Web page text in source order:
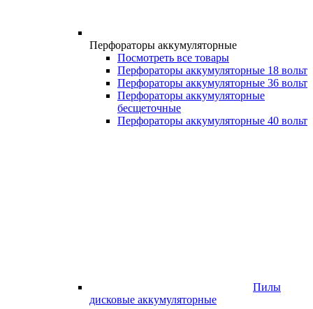
Перфораторы аккумуляторные
Посмотреть все товары
Перфораторы аккумуляторные 18 вольт
Перфораторы аккумуляторные 36 вольт
Перфораторы аккумуляторные
бесщеточные
Перфораторы аккумуляторные 40 вольт
Пилы
дисковые аккумуляторные